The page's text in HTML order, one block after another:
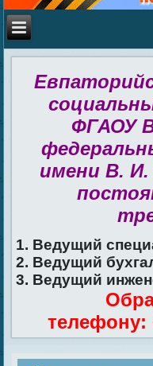
ФГАОУ
имени В. И.
1. Ведущий
2. Ведущий
3. Ведущий
телефону: